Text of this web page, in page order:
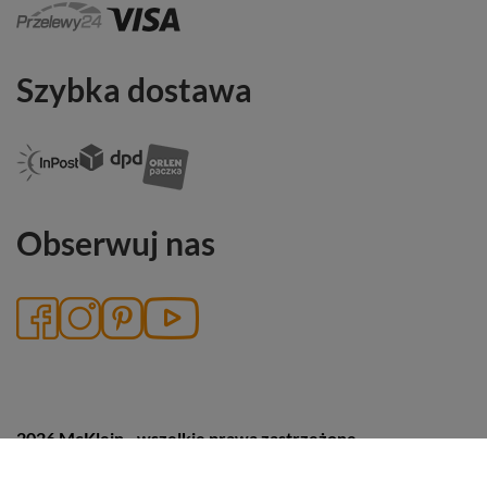
Szybka dostawa
Obserwuj nas
2026 McKlein - wszelkie prawa zastrzeżone